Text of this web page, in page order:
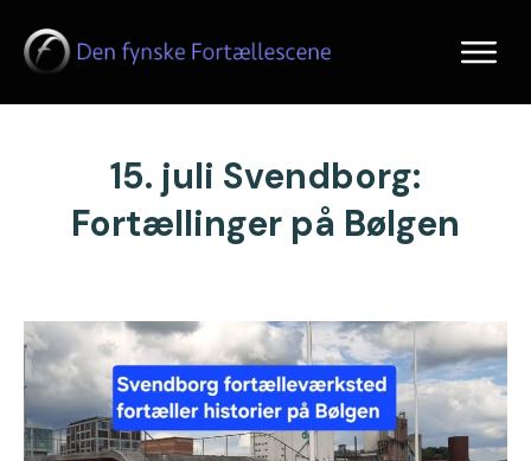
15. juli Svendborg:
Fortællinger på Bølgen